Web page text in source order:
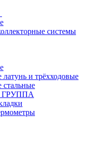
системы
и трёхходовые